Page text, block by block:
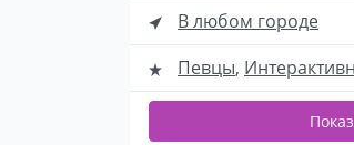
В любом городе
Певцы,